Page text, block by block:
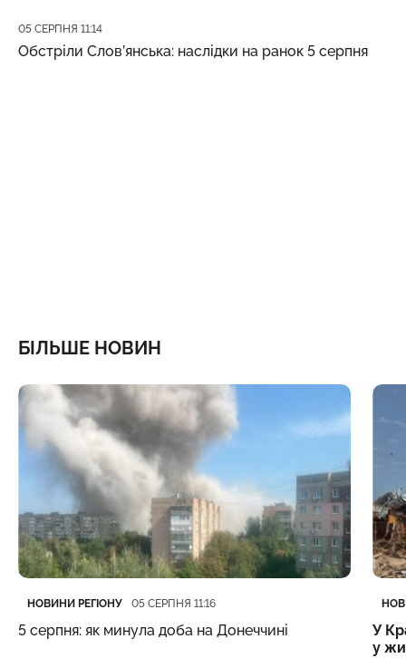
Дата публікації
05 СЕРПНЯ 11:14
Обстріли Слов’янська: наслідки на ранок 5 серпня
БІЛЬШЕ НОВИН
Категорія
НОВИНИ РЕГІОНУ
Дата публікації 05 СЕРПНЯ 11:16
5 серпня: як минула доба на Донеччині
У
у